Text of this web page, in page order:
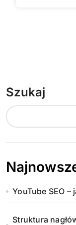
Szukaj
YouTube SEO
Struktura